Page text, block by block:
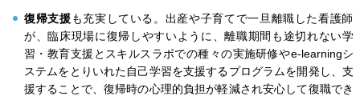
復帰支援も充実している。出産や子育てで一旦離職した看護師
が、臨床現場に復帰しやすいように、離職期間も途切れない学
習・教育支援とスキルスラボでの種々の実施研修やe-learningシ
ステムをとりいれた自己学習を支援するプログラムを開発し、支
援することで、復帰時の心理的負担が軽減され安心して復職でき